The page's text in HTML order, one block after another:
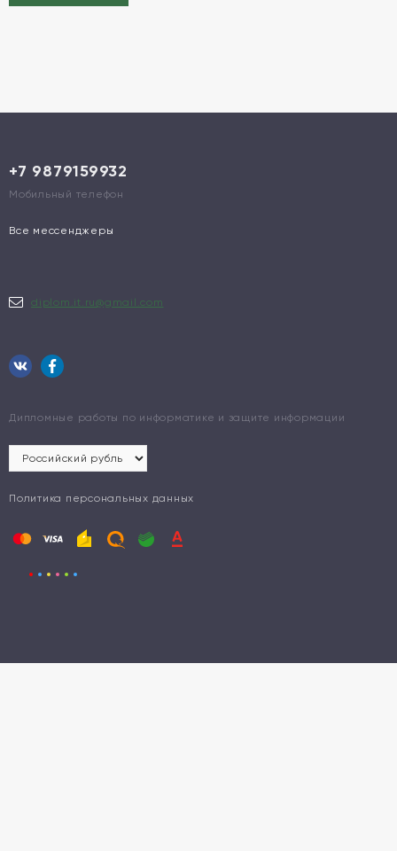
+7 9879159932
Мобильный телефон
Все мессенджеры
diplom.it.ru@gmail.com
Дипломные работы по информатике и защите информации
Политика персональных данных